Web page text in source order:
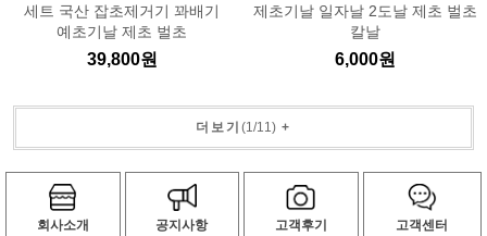
세트 국산 잡초제거기 꽈배기
예초기날 제초 벌초
39,800원
제초기날 일자날 2도날 제초 벌초
칼날
6,000원
더보기 (1/11) +
회사소개 공지사항 고객후기 고객센터